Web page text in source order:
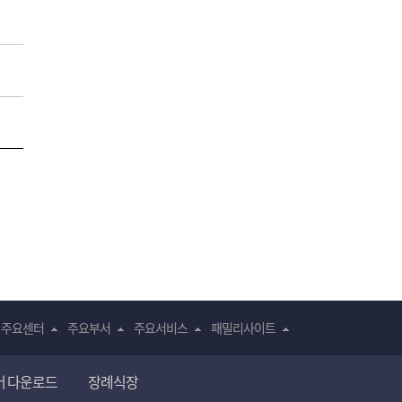
주요센터 주요부서 주요서비스 패밀리사이트
다운로드 장례식장